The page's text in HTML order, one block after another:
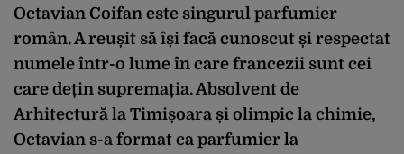
Octavian Coifan este singurul parfumier
român. A reușit să își facă cunoscut și respectat
numele într-o lume în care francezii sunt cei
care dețin supremația. Absolvent de
Arhitectură la Timișoara și olimpic la chimie,
Octavian s-a format ca parfumier la